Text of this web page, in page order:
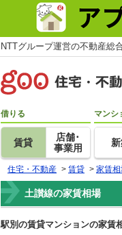
NTTグループ運営の不動産総
借りる
賃貸
店舗･
事業用
マンシ
住宅・不動産 > 賃貸 > 家賃
土讃線の家賃相場
駅別の賃貸マンションの家賃